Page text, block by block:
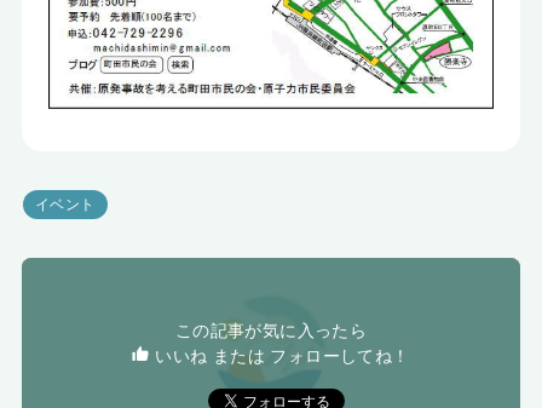
イベント
この記事が気に入ったら
いいね または フォローしてね！